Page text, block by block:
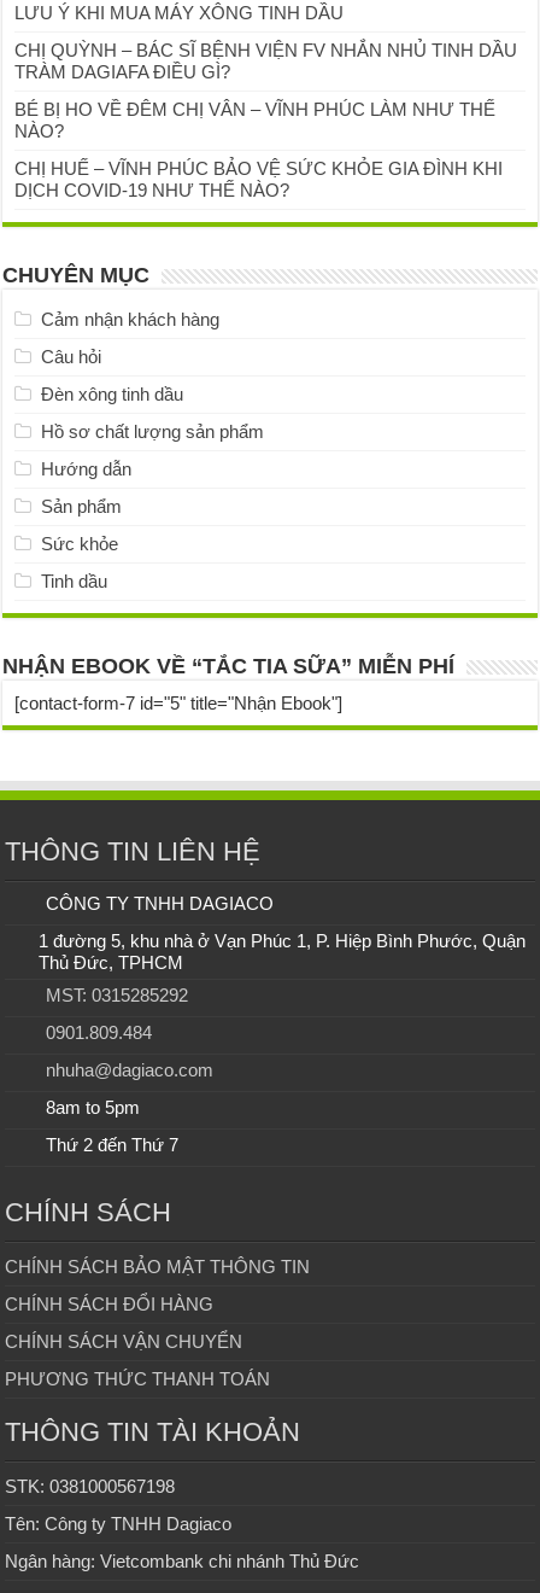
LƯU Ý KHI MUA MÁY XÔNG TINH DẦU
CHỊ QUỲNH – BÁC SĨ BỆNH VIỆN FV NHẮN NHỦ TINH DẦU
TRÀM DAGIAFA ĐIỀU GÌ?
BÉ BỊ HO VỀ ĐÊM CHỊ VÂN – VĨNH PHÚC LÀM NHƯ THẾ
NÀO?
CHỊ HUẾ – VĨNH PHÚC BẢO VỆ SỨC KHỎE GIA ĐÌNH KHI
DỊCH COVID-19 NHƯ THẾ NÀO?
CHUYÊN MỤC
Cảm nhận khách hàng
Câu hỏi
Đèn xông tinh dầu
Hồ sơ chất lượng sản phẩm
Hướng dẫn
Sản phẩm
Sức khỏe
Tinh dầu
NHẬN EBOOK VỀ “TẮC TIA SỮA” MIỄN PHÍ
[contact-form-7 id="5" title="Nhận Ebook"]
THÔNG TIN LIÊN HỆ
CÔNG TY TNHH DAGIACO
1 đường 5, khu nhà ở Vạn Phúc 1, P. Hiệp Bình Phước, Quận
Thủ Đức, TPHCM
MST: 0315285292
0901.809.484
nhuha@dagiaco.com
8am to 5pm
Thứ 2 đến Thứ 7
CHÍNH SÁCH
CHÍNH SÁCH BẢO MẬT THÔNG TIN
CHÍNH SÁCH ĐỔI HÀNG
CHÍNH SÁCH VẬN CHUYỂN
PHƯƠNG THỨC THANH TOÁN
THÔNG TIN TÀI KHOẢN
STK: 0381000567198
Tên: Công ty TNHH Dagiaco
Ngân hàng: Vietcombank chi nhánh Thủ Đức